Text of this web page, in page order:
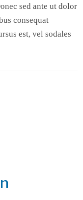
sed ante ut dolor
consequat
est, vel sodales